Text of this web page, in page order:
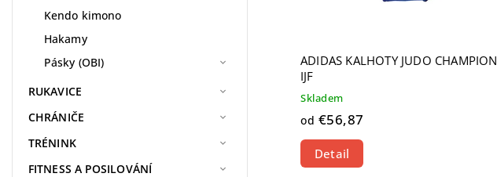
Kendo kimono
Hakamy
Pásky (OBI)
RUKAVICE
CHRÁNIČE
TRÉNINK
FITNESS A POSILOVÁNÍ
ADIDAS KALHOTY JUDO CHAMPION
IJF
Skladem
od €56,87
Detail